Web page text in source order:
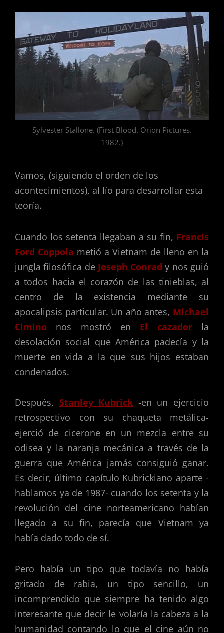
Sylvester Stallone. (First Blood. Orion Pictures.
1982.)
Vamos, (siguiendo el orden de los
acontecimientos), al lío para desarrollar esta
teoría.
Cuando los setenta llegaban a su fin, Francis
Ford Coppola metió a Vietnam de lleno en la
jungla filosófica de Joseph Conrad y nos guió
a todos hacia el corazón de las tinieblas, al
centro de la existencia mediante su
apocalipsis particular. Un año antes, Michael
Cimino nos mostró en El cazadorla
desolación social que América padecía y la
muerte en vida a la que sus hijos estaban
condenados.
Después, Stanley Kubrick -en un ejercicio
retrospectivo con su chaqueta metálica-
ejerció de cicerone en un mezcla entre su
odisea y la naranja mecánica a través de la
guerra que América jamás consiguió ganar.
Es decir, último capítulo Kubrickiano aparte -
hablamos ya de 1987- cuando los setenta y la
revolución del cine norteamericano habían
llegado a su fin, parecía que Vietnam ya
había dado todo de sí.
Pero había un tipo que todavía no había
gritado de rabia, un tipo sencillo, un
incomprendido que siempre ha tenido algo
interesante que decir le volaría la cabeza a la
humanidad contando lo que el cine aún no